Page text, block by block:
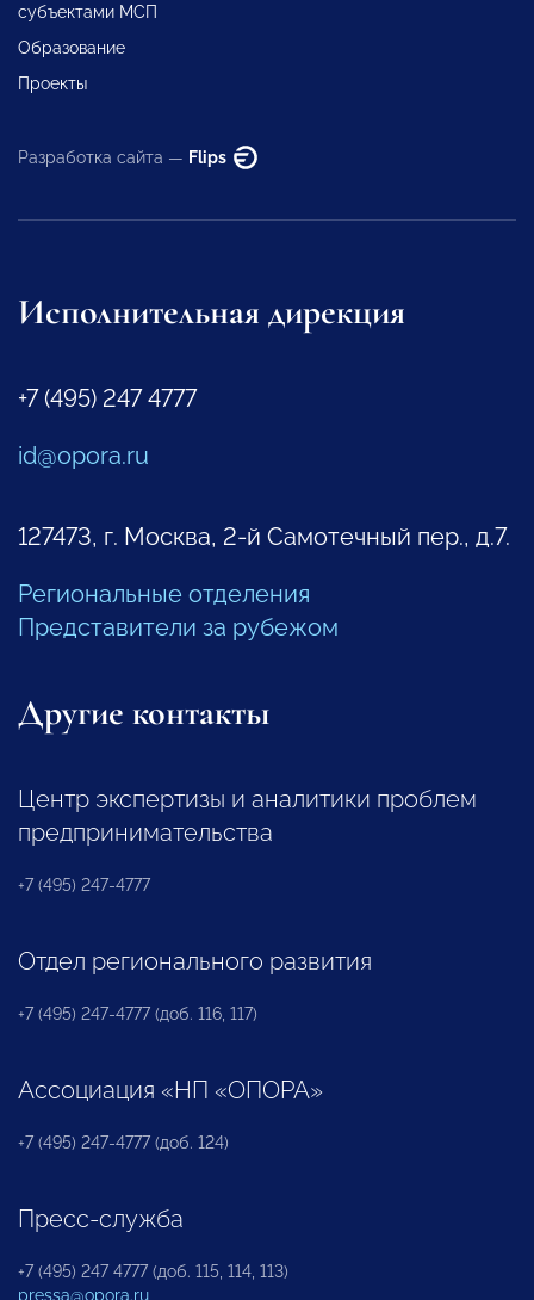
субъектами МСП
Образование
Проекты
Разработка сайта — Flips
Исполнительная дирекция
+7 (495) 247 4777
id@opora.ru
127473, г. Москва, 2-й Самотечный пер., д.7.
Региональные отделения
Представители за рубежом
Другие контакты
Центр экспертизы и аналитики проблем
предпринимательства
+7 (495) 247-4777
Отдел регионального развития
+7 (495) 247-4777 (доб. 116, 117)
Ассоциация «НП «ОПОРА»
+7 (495) 247-4777 (доб. 124)
Пресс-служба
+7 (495) 247 4777 (доб. 115, 114, 113)
pressa@opora.ru